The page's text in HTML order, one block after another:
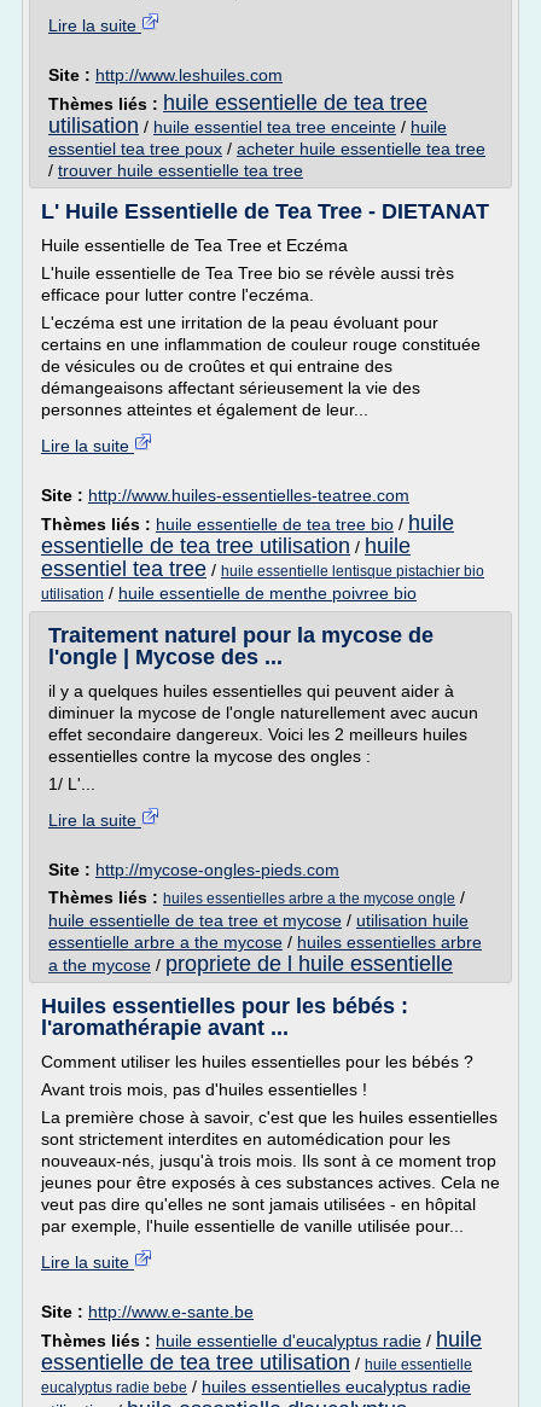
Lire la suite
Site : http://www.leshuiles.com
Thèmes liés : huile essentielle de tea tree
utilisation / huile essentiel tea tree enceinte / huile
essentiel tea tree poux / acheter huile essentielle tea tree
/ trouver huile essentielle tea tree
L' Huile Essentielle de Tea Tree - DIETANAT
Huile essentielle de Tea Tree et Eczéma
L'huile essentielle de Tea Tree bio se révèle aussi très
efficace pour lutter contre l'eczéma.
L'eczéma est une irritation de la peau évoluant pour
certains en une inflammation de couleur rouge constituée
de vésicules ou de croûtes et qui entraine des
démangeaisons affectant sérieusement la vie des
personnes atteintes et également de leur...
Lire la suite
Site : http://www.huiles-essentielles-teatree.com
Thèmes liés : huile essentielle de tea tree bio / huile
essentielle de tea tree utilisation / huile
essentiel tea tree / huile essentielle lentisque pistachier bio
utilisation / huile essentielle de menthe poivree bio
Traitement naturel pour la mycose de
l'ongle | Mycose des ...
il y a quelques huiles essentielles qui peuvent aider à
diminuer la mycose de l'ongle naturellement avec aucun
effet secondaire dangereux. Voici les 2 meilleurs huiles
essentielles contre la mycose des ongles :
1/ L'...
Lire la suite
Site : http://mycose-ongles-pieds.com
Thèmes liés : huiles essentielles arbre a the mycose ongle /
huile essentielle de tea tree et mycose / utilisation huile
essentielle arbre a the mycose / huiles essentielles arbre
a the mycose / propriete de l huile essentielle
Huiles essentielles pour les bébés :
l'aromathérapie avant ...
Comment utiliser les huiles essentielles pour les bébés ?
Avant trois mois, pas d'huiles essentielles !
La première chose à savoir, c'est que les huiles essentielles
sont strictement interdites en automédication pour les
nouveaux-nés, jusqu'à trois mois. Ils sont à ce moment trop
jeunes pour être exposés à ces substances actives. Cela ne
veut pas dire qu'elles ne sont jamais utilisées - en hôpital
par exemple, l'huile essentielle de vanille utilisée pour...
Lire la suite
Site : http://www.e-sante.be
Thèmes liés : huile essentielle d'eucalyptus radie / huile
essentielle de tea tree utilisation / huile essentielle
eucalyptus radie bebe / huiles essentielles eucalyptus radie